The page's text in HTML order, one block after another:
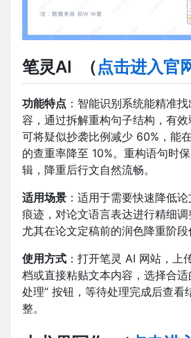
笔灵AI （点击进入官
功能特点 ：智能识别系统能精准
容，通过拆解重构句子结构，有效
可将疑似抄袭比例减少 60%，能
的查重率降至 10%。重构语句时
辑，降重后行文自然流畅。
适用场景 ：适用于需要快速降低
痕迹，对论文语言表达进行精细调
尤其在论文定稿前的润色降重阶段
使用方式 ：打开笔灵 AI 网站，上
档或直接粘贴文本内容，选择合
处理” 按钮，等待处理完成后查看
整。